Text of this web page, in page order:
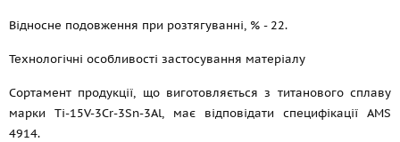
Відносне подовження при розтягуванні, % - 22.
Технологічні особливості застосування матеріалу
Сортамент продукції, що виготовляється з титанового сплаву
марки Ti-15V-3Cr-3Sn-3Al, має відповідати специфікації AMS
4914.